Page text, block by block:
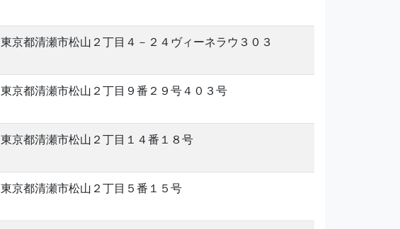
東京都清瀬市松山２丁目４－２４ヴィーネラウ３０３
東京都清瀬市松山２丁目９番２９号４０３号
東京都清瀬市松山２丁目１４番１８号
東京都清瀬市松山２丁目５番１５号